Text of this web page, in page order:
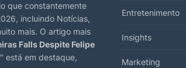
que constantemente
incluindo Notícias,
mais. O artigo mais
Falls Despite Felipe
" está em destaque,
Entretenimento
Insights
Marketing